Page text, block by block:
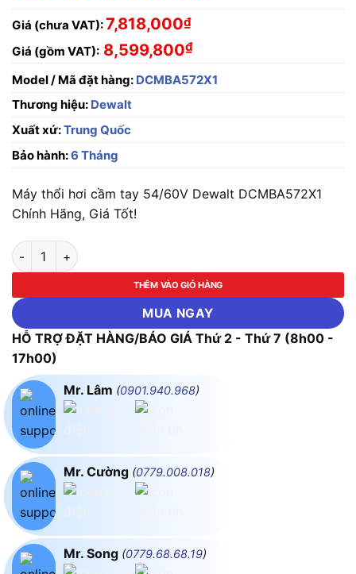
Giá (chưa VAT):7,818,000₫
Giá (gồm VAT): 8,599,800₫
Model / Mã đặt hàng: DCMBA572X1
Thương hiệu: Dewalt
Xuất xứ:Trung Quốc
Bảo hành:6 Tháng
Máy thổi hơi cầm tay 54/60V Dewalt DCMBA572X1
Chính Hãng, Giá Tốt!
Máy thổi hơi cầm tay 54/60V Dewalt DCMBA572X1 số lượng
THÊM VÀO GIỎ HÀNG
MUA NGAY
HỖ TRỢ ĐẶT HÀNG/BÁO GIÁ Thứ 2 - Thứ 7 (8h00 -
17h00)
Mr. Lâm (0901.940.968)
Mr. Cường (0779.008.018)
Mr. Song (0779.68.68.19)